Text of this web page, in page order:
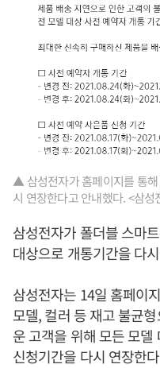
▲ 삼성전자가 홈페이지를 통
시 연장한다고 안내했다. <삼성
삼성전자가 폴더블 스마
대상으로 개통기간을 다
삼성전자는 14일 홈페이
모델, 컬러 등 재고 불균
운 고객을 위해 모든 모
신청기간을 다시 연장한